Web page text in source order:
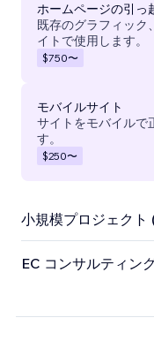
ホームページの引っ
既存のグラフィック
イトで使用します。
$750〜
モバイルサイト
サイトをモバイルで
す。
$250〜
小規模プロジェクト
EC コンサルティン